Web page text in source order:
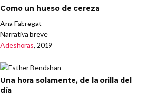
Como un hueso de cereza
Ana Fabregat
Narrativa breve
Adeshoras, 2019
Una hora solamente, de la orilla del
día